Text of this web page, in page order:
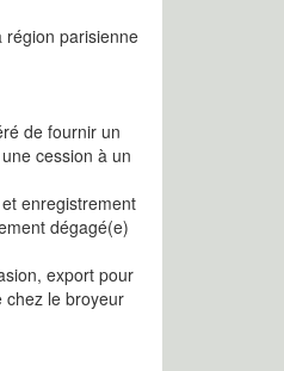
région parisienne
de fournir un
cession à un
enregistrement
dégagé(e)
export pour
chez le broyeur